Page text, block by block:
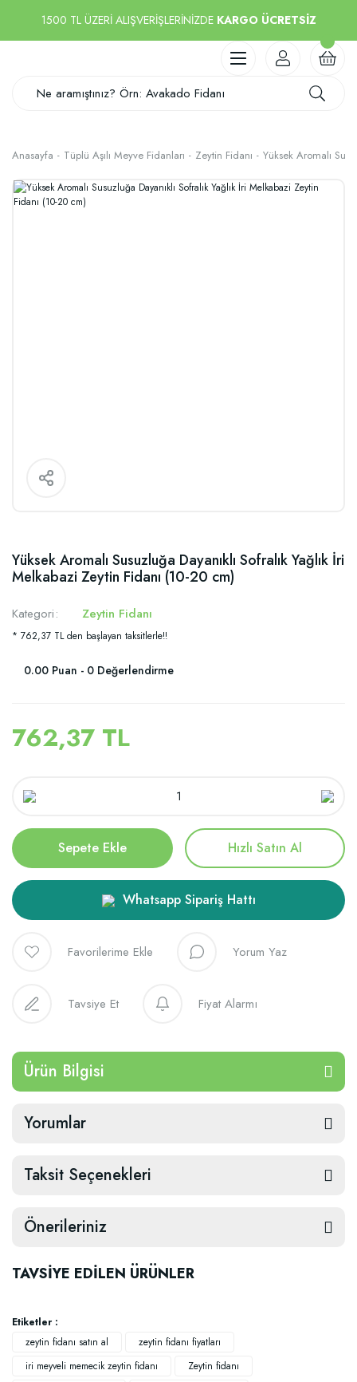
1500 TL ÜZERİ ALIŞVERİŞLERİNİZDE KARGO ÜCRETSİZ
Anasayfa Tüplü Aşılı Meyve Fidanları Zeytin Fidanı Yüksek Aromalı
Yüksek Aromalı Susuzluğa Dayanıklı Sofralık Yağlık İri
Melkabazi Zeytin Fidanı (10-20 cm)
Kategori Zeytin Fidanı
* 762,37 TL den başlayan taksitlerle!!
0.00 Puan - 0 Değerlendirme
762,37 TL
Sepete Ekle Hızlı Satın Al
Whatsapp Sipariş Hattı
Yorum Yaz
Tavsiye Et Fiyat Alarmı
Ürün Bilgisi
Yorumlar
Taksit Seçenekleri
Önerileriniz
TAVSİYE EDİLEN ÜRÜNLER
Etiketler :
zeytin fidanı satın al
zeytin fidanı fiyatları
iri meyveli memecik zeytin fidanı
Zeytin fidanı